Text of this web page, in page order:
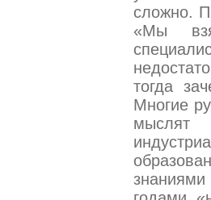
сложно.
«Мы
тогда
Многие
мыслят